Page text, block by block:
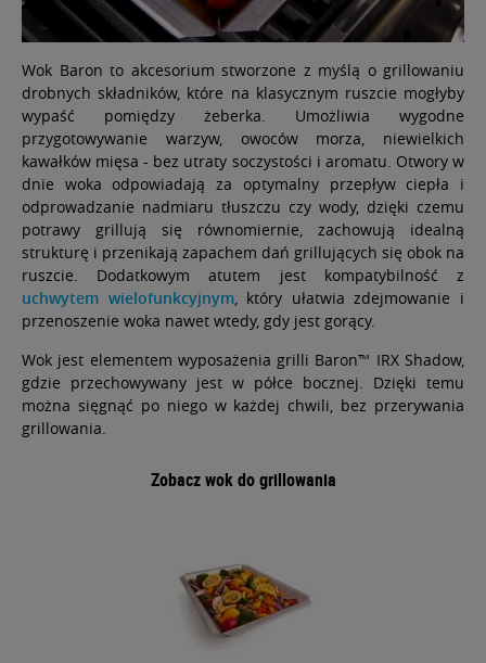
Wok Baron to akcesorium stworzone z myślą o grillowaniu
drobnych składników, które na klasycznym ruszcie mogłyby
wypaść pomiędzy żeberka. Umożliwia wygodne
przygotowywanie warzyw, owoców morza, niewielkich
kawałków mięsa - bez utraty soczystości i aromatu. Otwory w
dnie woka odpowiadają za optymalny przepływ ciepła i
odprowadzanie nadmiaru tłuszczu czy wody, dzięki czemu
potrawy grillują się równomiernie, zachowują idealną
strukturę i przenikają zapachem dań grillujących się obok na
ruszcie. Dodatkowym atutem jest kompatybilność z
uchwytem wielofunkcyjnym, który ułatwia zdejmowanie i
przenoszenie woka nawet wtedy, gdy jest gorący.
Wok jest elementem wyposażenia grilli Baron™ IRX Shadow,
gdzie przechowywany jest w półce bocznej. Dzięki temu
można sięgnąć po niego w każdej chwili, bez przerywania
grillowania.
Zobacz wok do grillowania